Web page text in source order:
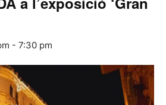
- 7:30 pm